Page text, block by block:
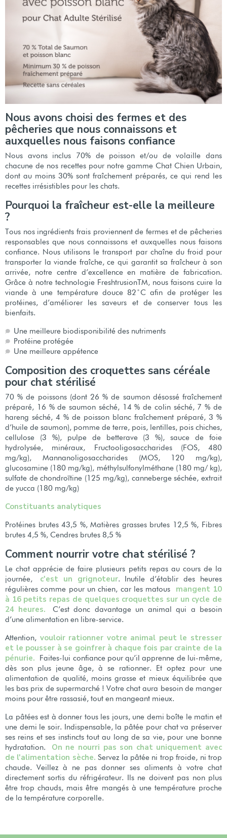
Nous avons choisi des fermes et des
pêcheries que nous connaissons et
auxquelles nous faisons confiance
Nous avons inclus 70% de poisson et/ou de volaille dans
chacune de nos recettes pour notre gamme Chat Chien Urbain,
dont au moins 30% sont fraîchement préparés, ce qui rend les
recettes irrésistibles pour les chats.
Pourquoi la fraîcheur est-elle la meilleure
?
Tous nos ingrédients frais proviennent de fermes et de pêcheries
responsables que nous connaissons et auxquelles nous faisons
confiance. Nous utilisons le transport par chaîne du froid pour
transporter la viande fraîche, ce qui garantit sa fraîcheur à son
arrivée, notre centre d’excellence en matière de fabrication.
Grâce à notre technologie FreshtrusionTM, nous faisons cuire la
viande à une température douce 82 ̊C afin de protéger les
protéines, d’améliorer les saveurs et de conserver tous les
bienfaits.
Une meilleure biodisponibilité des nutriments
Protéine protégée
Une meilleure appétence
Composition des croquettes sans céréale
pour chat stérilisé
70 % de poissons (dont 26 % de saumon désossé fraîchement
préparé, 16 % de saumon séché, 14 % de colin séché, 7 % de
hareng séché, 4 % de poisson blanc fraîchement préparé, 3 %
d’huile de saumon), pomme de terre, pois, lentilles, pois chiches,
cellulose (3 %), pulpe de betterave (3 %), sauce de foie
hydrolysée, minéraux, Fructooligosaccharides (FOS, 480
mg/kg), Mannanoligosaccharides (MOS, 120 mg/kg),
glucosamine (180 mg/kg), méthylsulfonylméthane (180 mg/ kg),
sulfate de chondroïtine (125 mg/kg), canneberge séchée, extrait
de yucca (180 mg/kg)
Constituants analytiques
Protéines brutes 43,5 %, Matières grasses brutes 12,5 %, Fibres
brutes 4,5 %, Cendres brutes 8,5 %
Comment nourrir votre chat stérilisé ?
Le chat apprécie de faire plusieurs petits repas au cours de la
journée, c'est un grignoteur. Inutile d’établir des heures
régulières comme pour un chien, car les matous mangent 10
à 16 petits repas de quelques croquettes sur un cycle de
24 heures. C’est donc davantage un animal qui a besoin
d’une alimentation en libre-service.
Attention, vouloir rationner votre animal peut le stresser
et le pousser à se goinfrer à chaque fois par crainte de la
pénurie. Faites-lui confiance pour qu’il apprenne de lui-même,
dès son plus jeune âge, à se rationner. Et optez pour une
alimentation de qualité, moins grasse et mieux équilibrée que
les bas prix de supermarché ! Votre chat aura besoin de manger
moins pour être rassasié, tout en mangeant mieux.
La pâtées est à donner tous les jours, une demi boîte le matin et
une demi le soir. Indispensable, la pâtée pour chat va préserver
ses reins et ses instincts tout au long de sa vie, pour une bonne
hydratation. On ne nourri pas son chat uniquement avec
de l'alimentation sèche.Servez la pâtée ni trop froide, ni trop
chaude. Veillez à ne pas donner ses aliments à votre chat
directement sortis du réfrigérateur. Ils ne doivent pas non plus
être trop chauds, mais être mangés à une température proche
de la température corporelle.